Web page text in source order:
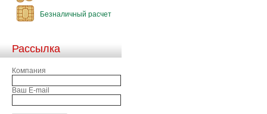
Безналичный расчет
Рассылка
Компания
Ваш E-mail